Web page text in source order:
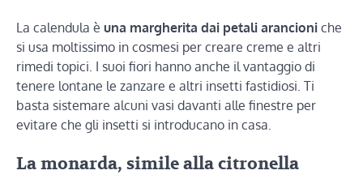
La calendula è una margherita dai petali arancioni che
si usa moltissimo in cosmesi per creare creme e altri
rimedi topici. I suoi fiori hanno anche il vantaggio di
tenere lontane le zanzare e altri insetti fastidiosi. Ti
basta sistemare alcuni vasi davanti alle finestre per
evitare che gli insetti si introducano in casa.
La monarda, simile alla citronella